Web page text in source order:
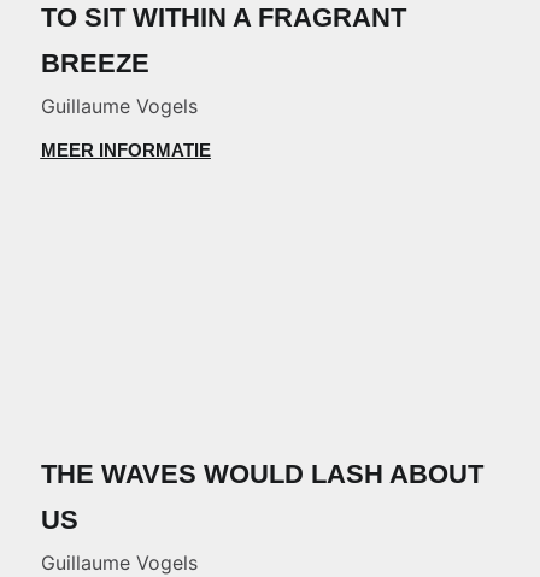
TO SIT WITHIN A FRAGRANT
BREEZE
Guillaume Vogels
MEER INFORMATIE
THE WAVES WOULD LASH ABOUT
US
Guillaume Vogels